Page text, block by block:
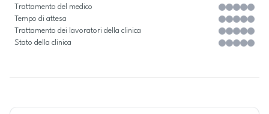
Trattamento del medico
Tempo di attesa
Trattamento dei lavoratori della clinica
Stato della clinica